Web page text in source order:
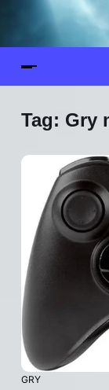
Tag: Gry
GRY